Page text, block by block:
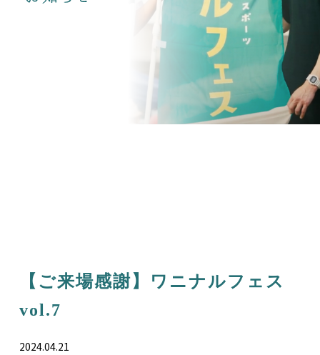
【ご来場感謝】ワニナルフェス
vol.7
2024.04.21